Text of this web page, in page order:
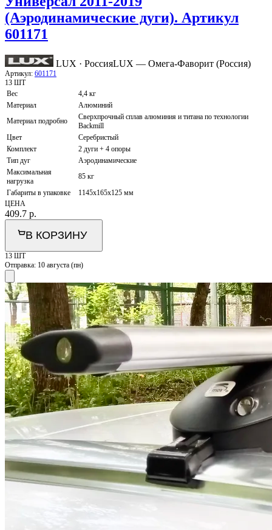
(Аэродинамические дуги). Артикул
601171
LUX · РоссияLUX — Омега-Фаворит (Россия)
Артикул: 601171
13 ШТ
Вес
4,4 кг
Материал
Алюминий
Материал подробно
Сверхпрочный сплав алюминия и титана по технологии
Backmill
Цвет
Серебристый
Комплект
2 дуги + 4 опоры
Тип дуг
Аэродинамические
Максимальная
нагрузка
85 кг
Габариты в упаковке
1145x165x125 мм
ЦЕНА
409.7 р.
В КОРЗИНУ
13 ШТ
Отправка: 10 августа (пн)